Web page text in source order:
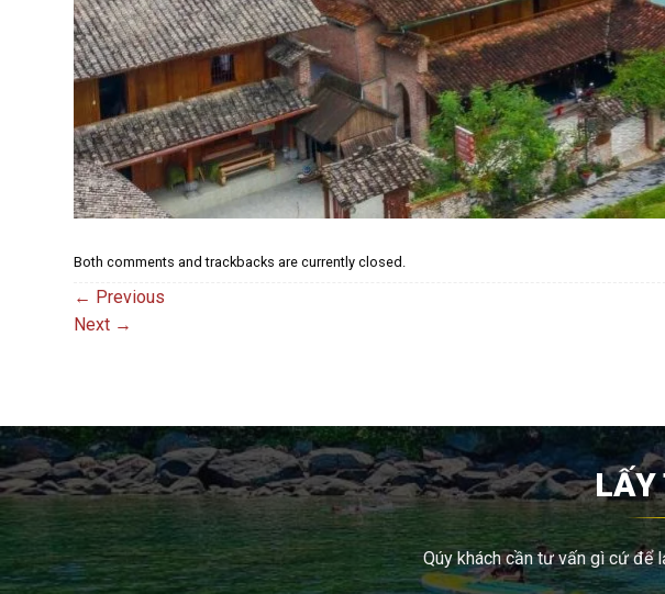
Both comments and trackbacks are currently closed.
← Previous
Next →
LẤY
Qúy khách cần tư vấn gì cứ để